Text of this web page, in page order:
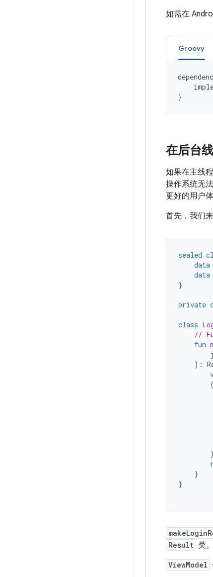
如需在
Groovy
}
在后台
如果在主线
操作系统无
更好的用户
首先，我们
sealed
data
data
}
private
class
//
fun
):
(
}
}
}
Result 类。
ViewModel